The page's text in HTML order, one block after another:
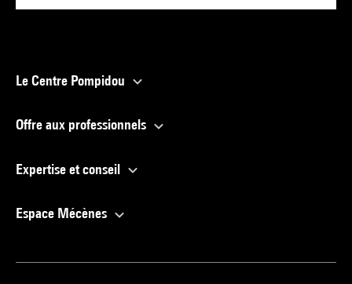
Le Centre Pompidou
Offre aux professionnels
Expertise et conseil
Espace Mécènes